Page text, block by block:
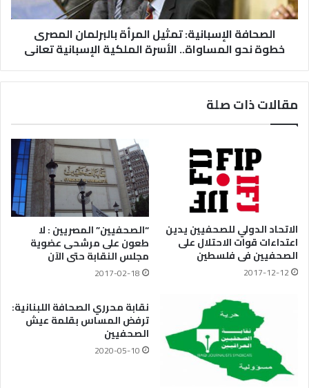
الصحافة الإسبانية: تمثيل المرأة بالبرلمان المصرى
خطوة نحو المساواة.. الأسرة الملكية الإسبانية تعانى
مقالات ذات صلة
الاتحاد الدولي للصحفيين يدين
اعتداءات قوات الاحتلال على
الصحفيين فى فلسطين
2017-12-12
“الصحفيين” المصريين : لا
طعون على مرشحى عضوية
مجلس النقابة حتى الآن
2017-02-18
نقابة محرري الصحافة اللبنانية:
ترفض المساس بقلمة عيش
الصحفيين
2020-05-10